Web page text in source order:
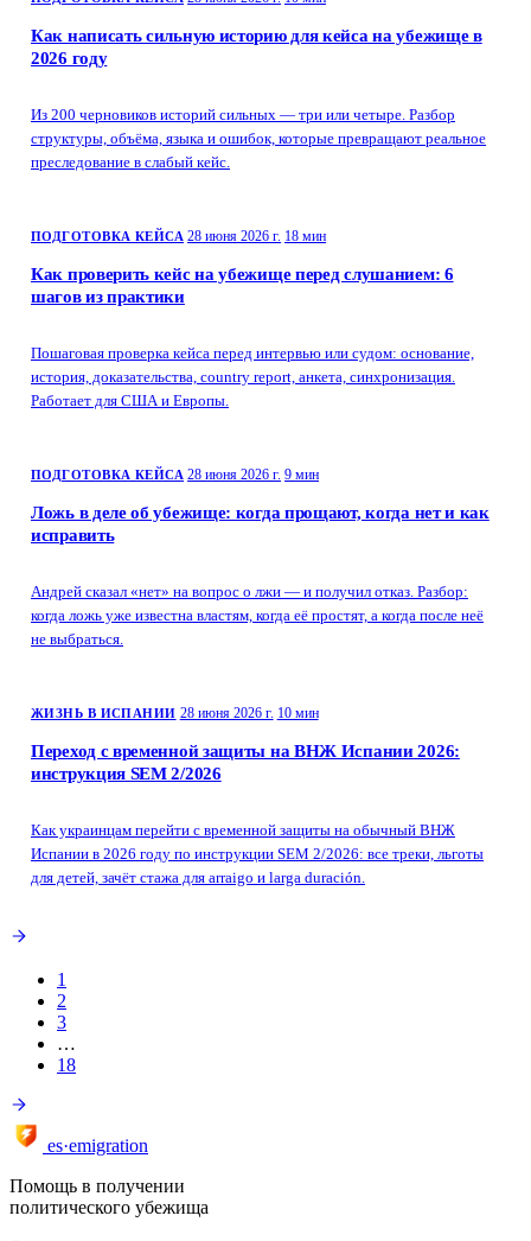
Как написать сильную историю для кейса на убежище в
2026 году
Из 200 черновиков историй сильных — три или четыре. Разбор
структуры, объёма, языка и ошибок, которые превращают реальное
преследование в слабый кейс.
ПОДГОТОВКА КЕЙСА 28 июня 2026 г. 18 мин
Как проверить кейс на убежище перед слушанием: 6
шагов из практики
Пошаговая проверка кейса перед интервью или судом: основание,
история, доказательства, country report, анкета, синхронизация.
Работает для США и Европы.
ПОДГОТОВКА КЕЙСА 28 июня 2026 г. 9 мин
Ложь в деле об убежище: когда прощают, когда нет и как
исправить
Андрей сказал «нет» на вопрос о лжи — и получил отказ. Разбор:
когда ложь уже известна властям, когда её простят, а когда после неё
не выбраться.
ЖИЗНЬ В ИСПАНИИ 28 июня 2026 г. 10 мин
Переход с временной защиты на ВНЖ Испании 2026:
инструкция SEM 2/2026
Как украинцам перейти с временной защиты на обычный ВНЖ
Испании в 2026 году по инструкции SEM 2/2026: все треки, льготы
для детей, зачёт стажа для arraigo и larga duración.
1
2
3
…
18
es·emigration
Помощь в получении
политического убежища